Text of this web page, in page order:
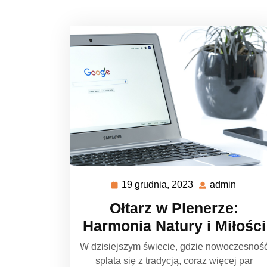
19 grudnia, 2023 19
2023
admin
Ołtarz w Plenerze:
Harmonia Natury i Miłości
W dzisiejszym świecie, gdzie
splata się z tradycją, coraz więcej par